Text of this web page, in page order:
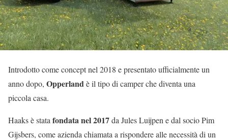
Introdotto come concept nel 2018 e presentato ufficialmente un
anno dopo, Opperlandè il tipo di camper che diventa una
piccola casa.
Haaks è stata fondata nel 2017da Jules Luijpen e dal socio Pim
Gijsbers, come azienda chiamata a rispondere alle necessità di un